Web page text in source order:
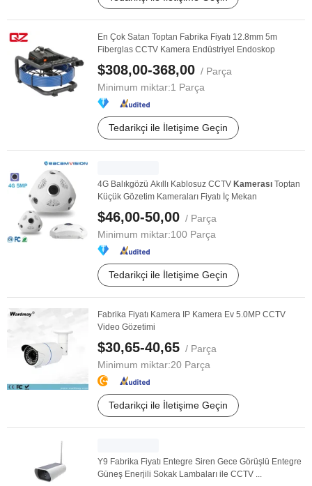
En Çok Satan Toptan Fabrika Fiyatı 12.8mm 5m
Fiberglas CCTV Kamera Endüstriyel Endoskop
$308,00-368,00 / Parça
Minimum miktar:1 Parça
Tedarikçi ile İletişime Geçin
4G Balıkgözü Akıllı Kablosuz CCTV Kamerası Toptan
Küçük Gözetim Kameraları Fiyatı İç Mekan
$46,00-50,00 / Parça
Minimum miktar:100 Parça
Tedarikçi ile İletişime Geçin
Fabrika Fiyatı Kamera IP Kamera Ev 5.0MP CCTV
Video Gözetimi
$30,65-40,65 / Parça
Minimum miktar:20 Parça
Tedarikçi ile İletişime Geçin
Y9 Fabrika Fiyatı Entegre Siren Gece Görüşlü Entegre
Güneş Enerjili Sokak Lambaları ile CCTV ...